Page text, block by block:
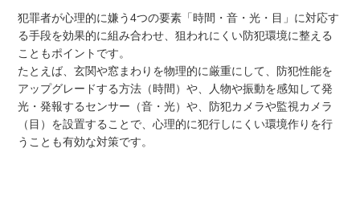
犯罪者が心理的に嫌う4つの要素「時間・音・光・目」に対応す
る手段を効果的に組み合わせ、狙われにくい防犯環境に整える
こともポイントです。
たとえば、玄関や窓まわりを物理的に厳重にして、防犯性能を
アップグレードする方法（時間）や、人物や振動を感知して発
光・発報するセンサー（音・光）や、防犯カメラや監視カメラ
（目）を設置することで、心理的に犯行しにくい環境作りを行
うことも有効な対策です。